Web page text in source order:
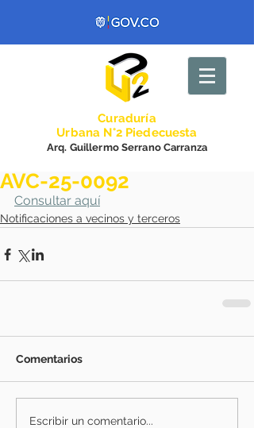
Curaduría
Urbana N°2 Piedecuesta
Arq. Guillermo Serrano Carranza
AVC-25-0092
Consultar aquí
Notificaciones a vecinos y terceros
Comentarios
Escribir un comentario...